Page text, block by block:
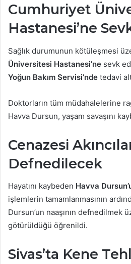
Cumhuriyet
Hastanesi’ne
Sağlık durumunun kötüleşmesi
Üniversitesi Hastanesi’ne sevk
Yoğun Bakım Servisi’nde tedavi
Doktorların tüm müdahalelerine
Havva Dursun, yaşam savaşını
Cenazesi
Defnedilecek
Hayatını kaybeden Havva
işlemlerin tamamlanmasının
Dursun’un naaşının defnedilmek
götürüldüğü öğrenildi.
Sivas’ta Kene